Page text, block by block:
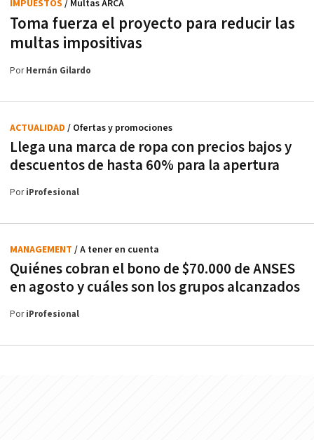
Toma fuerza el proyecto para reducir las
multas impositivas
IMPUESTOS / Multas ARCA
PorHernán Gilardo
Llega una marca de ropa con precios bajos y
descuentos de hasta 60% para la apertura
ACTUALIDAD / Ofertas y promociones
PoriProfesional
Quiénes cobran el bono de $70.000 de ANSES
en agosto y cuáles son los grupos alcanzados
MANAGEMENT / A tener en cuenta
PoriProfesional